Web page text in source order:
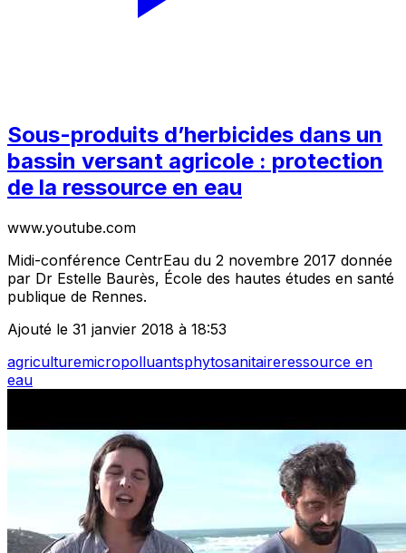
Sous-produits d’herbicides dans un
bassin versant agricole : protection
de la ressource en eau
www.youtube.com
Midi-conférence CentrEau du 2 novembre 2017 donnée
par Dr Estelle Baurès, École des hautes études en santé
publique de Rennes.
Ajouté le 31 janvier 2018 à 18:53
agriculturemicropolluantsphytosanitaireressource en
eau